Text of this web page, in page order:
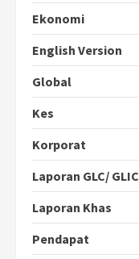
Ekonomi
English Version
Global
Kes
Korporat
Laporan GLC/ GLIC
Laporan Khas
Pendapat